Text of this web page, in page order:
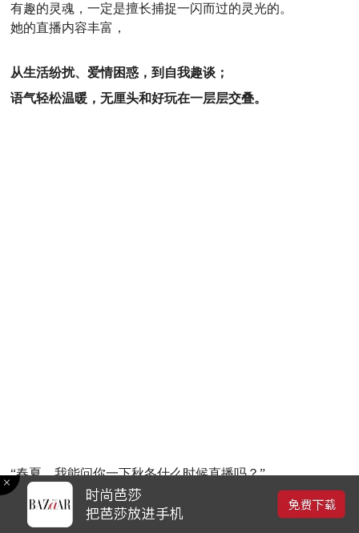
有趣的灵魂，一定是擅长捕捉一闪而过的灵光的。
她的直播内容丰富，
从生活纷扰、爱情困惑，到自我趣谈；
语气轻松温暖，无厘头和好玩在一层层交叠。
“春夏，我能问你一下秋冬什么时候直播吗？”
此时弹幕中弹出这样一句可爱的打趣，
她挑挑眉，浅浅一笑道，